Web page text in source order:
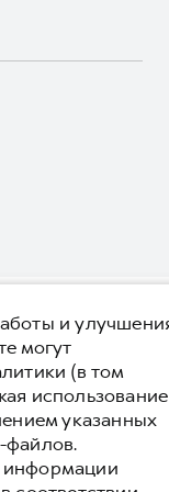
(ООО «Грейт
линии 8 (800)
сайте
без
и
могут
(в том
использование
указанных
файлов.
информации